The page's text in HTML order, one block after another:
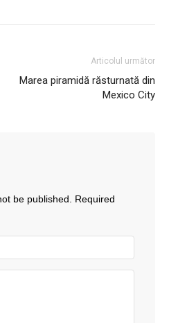
Articolul următor
Marea piramidă răsturnată din
Mexico City
be published.
Required